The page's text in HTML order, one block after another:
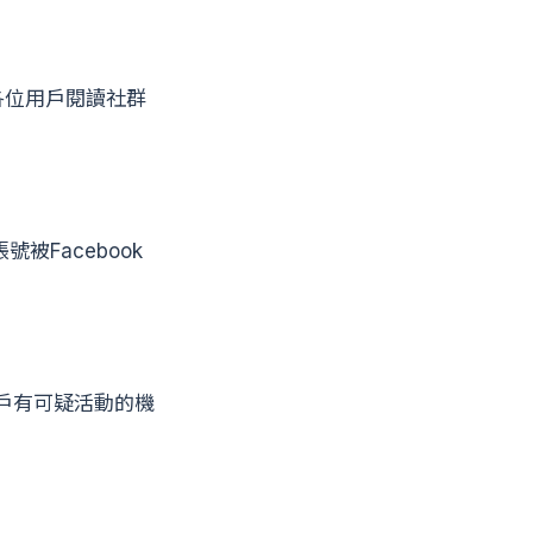
用戶閱讀社群
號被Facebook
有可疑活動的機